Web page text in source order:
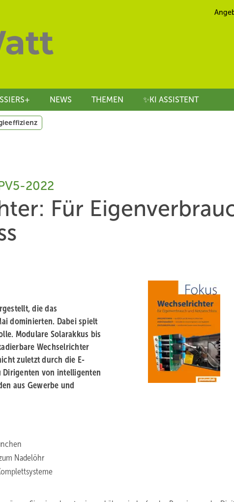
NEWS THEMEN ✨KI ASSISTENT
2022
Für
die das
dominierten. Dabei spielt
Modulare Solarakkus bis
Wechselrichter
zuletzt durch die E-
Dirigenten von intelligenten
aus Gewerbe und
Nadelöhr